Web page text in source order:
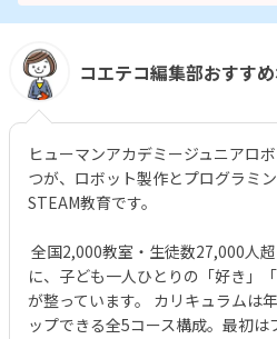
コエテコ編集部おすす
ヒューマンアカデミージュニアロ
つが、ロボット製作とプログラミ
STEAM教育です。
全国2,000教室・生徒数27,000人
に、子ども一人ひとりの「好き」
が整っています。 カリキュラムは
ップできる全5コース構成。最初